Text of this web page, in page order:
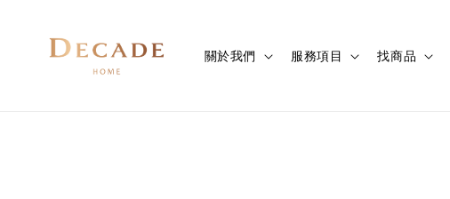
關於我們 服務項目 找商品